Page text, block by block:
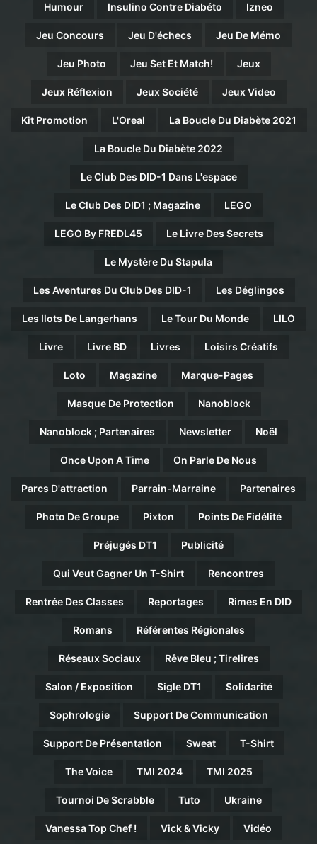
Humour Insulino Contre Diabéto Izneo
Jeu Concours Jeu D'échecs Jeu De Mémo
Jeu Photo Jeu Set Et Match! Jeux
Jeux Réflexion Jeux Société Jeux Video
Kit Promotion L'Oreal La Boucle Du Diabète 2021
La Boucle Du Diabète 2022
Le Club Des DID-1 Dans L'espace
Le Club Des DID1 ; Magazine LEGO
LEGO By FREDL45 Le Livre Des Secrets
Le Mystère Du Stapula
Les Aventures Du Club Des DID-1 Les Déglingos
Les Ilots De Langerhans Le Tour Du Monde LILO
Livre Livre BD Livres Loisirs Créatifs
Loto Magazine Marque-Pages
Masque De Protection Nanoblock
Nanoblock ; Partenaires Newsletter Noël
Once Upon A Time On Parle De Nous
Parcs D'attraction Parrain-Marraine Partenaires
Photo De Groupe Pixton Points De Fidélité
Préjugés DT1 Publicité
Qui Veut Gagner Un T-Shirt Rencontres
Rentrée Des Classes Reportages Rimes En DID
Romans Référentes Régionales
Réseaux Sociaux Rêve Bleu ; Tirelires
Salon / Exposition Sigle DT1 Solidarité
Sophrologie Support De Communication
Support De Présentation Sweat T-Shirt
The Voice TMI 2024 TMI 2025
Tournoi De Scrabble Tuto Ukraine
Vanessa Top Chef ! Vick & Vicky Vidéo